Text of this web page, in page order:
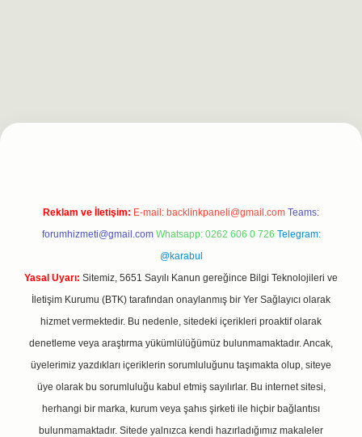
betexpergir.net
Reklam ve İletişim: E-mail: backlinkpaneli@gmail.com Teams:
forumhizmeti@gmail.com Whatsapp: 0262 606 0 726 Telegram:
@karabul
Yasal Uyarı: Sitemiz, 5651 Sayılı Kanun gereğince Bilgi Teknolojileri ve
İletişim Kurumu (BTK) tarafından onaylanmış bir Yer Sağlayıcı olarak
hizmet vermektedir. Bu nedenle, sitedeki içerikleri proaktif olarak
denetleme veya araştırma yükümlülüğümüz bulunmamaktadır. Ancak,
üyelerimiz yazdıkları içeriklerin sorumluluğunu taşımakta olup, siteye
üye olarak bu sorumluluğu kabul etmiş sayılırlar. Bu internet sitesi,
herhangi bir marka, kurum veya şahıs şirketi ile hiçbir bağlantısı
bulunmamaktadır. Sitede yalnızca kendi hazırladığımız makaleler